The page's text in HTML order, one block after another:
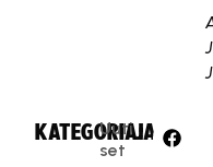
KATEGORIA:
Uuti
set
JAA: